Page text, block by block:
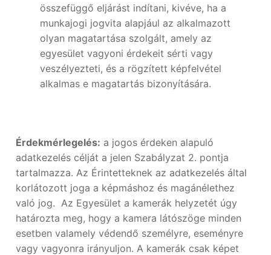
összefüggő eljárást indítani, kivéve, ha a
munkajogi jogvita alapjául az alkalmazott
olyan magatartása szolgált, amely az
egyesület vagyoni érdekeit sérti vagy
veszélyezteti, és a rögzített képfelvétel
alkalmas e magatartás bizonyítására.
Érdekmérlegelés: a jogos érdeken alapuló
adatkezelés célját a jelen Szabályzat 2. pontja
tartalmazza. Az Érintetteknek az adatkezelés által
korlátozott joga a képmáshoz és magánélethez
való jog. Az Egyesület a kamerák helyzetét úgy
határozta meg, hogy a kamera látószöge minden
esetben valamely védendő személyre, eseményre
vagy vagyonra irányuljon. A kamerák csak képet